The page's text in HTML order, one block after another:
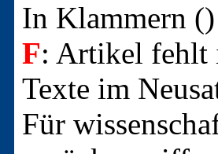
In Klammern
F: Artikel fehlt
Texte im
Für